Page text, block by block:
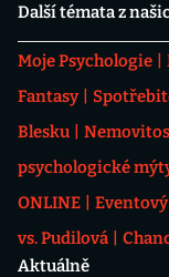
Další témata z
Moje Psychologie
Fantasy
Blesku
psychologické
ONLINE
vs. Pudilová
Aktuálně